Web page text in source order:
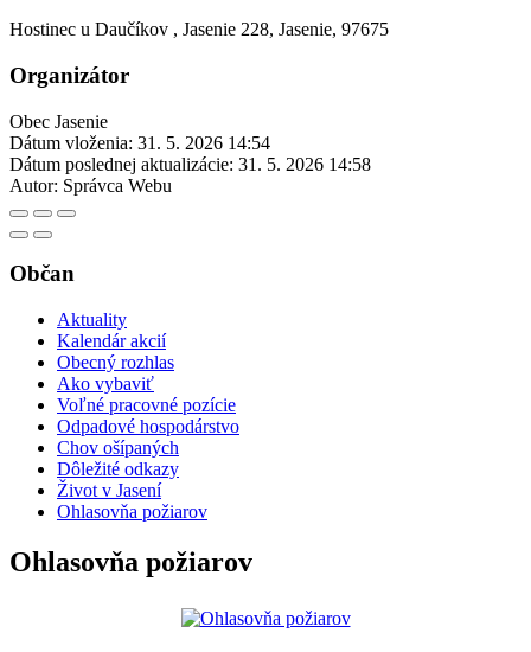
Hostinec u Daučíkov , Jasenie 228, Jasenie, 97675
Organizátor
Obec Jasenie
Dátum vloženia: 31. 5. 2026 14:54
Dátum poslednej aktualizácie: 31. 5. 2026 14:58
Autor: Správca Webu
Občan
Aktuality
Kalendár akcií
Obecný rozhlas
Ako vybaviť
Voľné pracovné pozície
Odpadové hospodárstvo
Chov ošípaných
Dôležité odkazy
Život v Jasení
Ohlasovňa požiarov
Ohlasovňa požiarov